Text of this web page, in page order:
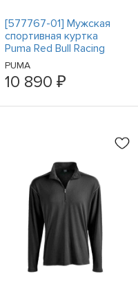
[577767-01] Мужская
спортивная куртка
Puma Red Bull Racing
RBR T7
PUMA
10 890 ₽